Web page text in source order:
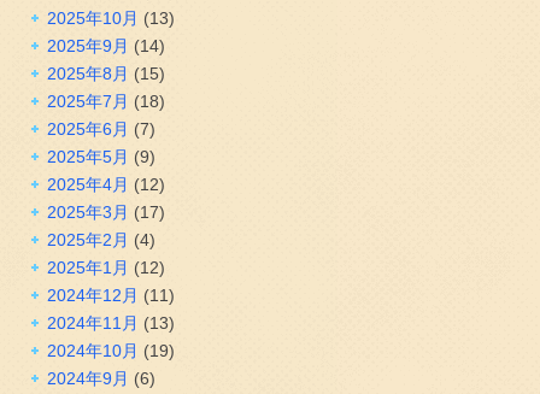
2025年10月 (13)
2025年9月 (14)
2025年8月 (15)
2025年7月 (18)
2025年6月 (7)
2025年5月 (9)
2025年4月 (12)
2025年3月 (17)
2025年2月 (4)
2025年1月 (12)
2024年12月 (11)
2024年11月 (13)
2024年10月 (19)
2024年9月 (6)